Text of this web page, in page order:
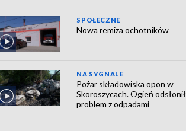
SPOŁECZNE
Nowa remiza ochotników
NA SYGNALE
Pożar składowiska opon w
Skoroszycach. Ogień odsłonił
problem z odpadami